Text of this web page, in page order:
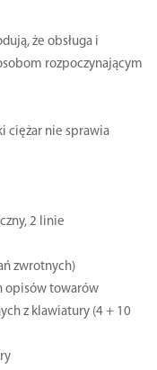
że obsługa i
rozpoczynającym
ciężar nie sprawia
2 linie
zwrotnych)
opisów towarów
z klawiatury (4 + 10